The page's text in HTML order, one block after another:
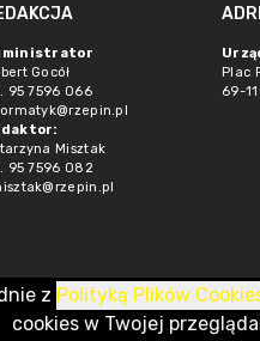
Gocół
95 7596 066
Misztak
95 7596 082
Plac
69-
z Polityką Plików
cookies w Twojej